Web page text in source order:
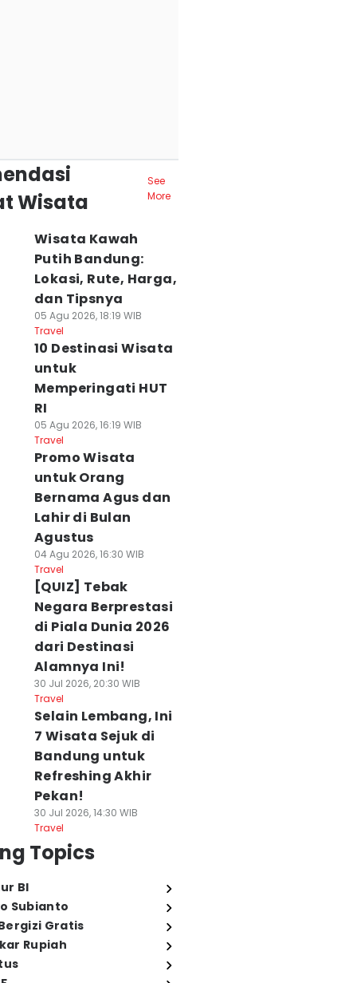
Wisata
See
More
Wisata Kawah
Putih Bandung:
Lokasi, Rute, Harga,
dan Tipsnya
05 Agu 2026, 18:19 WIB
Travel
10 Destinasi Wisata
untuk
Memperingati HUT
RI
05 Agu 2026, 16:19 WIB
Travel
Promo Wisata
untuk Orang
Bernama Agus dan
Lahir di Bulan
Agustus
04 Agu 2026, 16:30 WIB
Travel
[QUIZ] Tebak
Negara Berprestasi
di Piala Dunia 2026
dari Destinasi
Alamnya Ini!
30 Jul 2026, 20:30 WIB
Travel
Selain Lembang, Ini
7 Wisata Sejuk di
Bandung untuk
Refreshing Akhir
Pekan!
30 Jul 2026, 14:30 WIB
Travel
Topics
BI
Subianto
Gratis
Rupiah